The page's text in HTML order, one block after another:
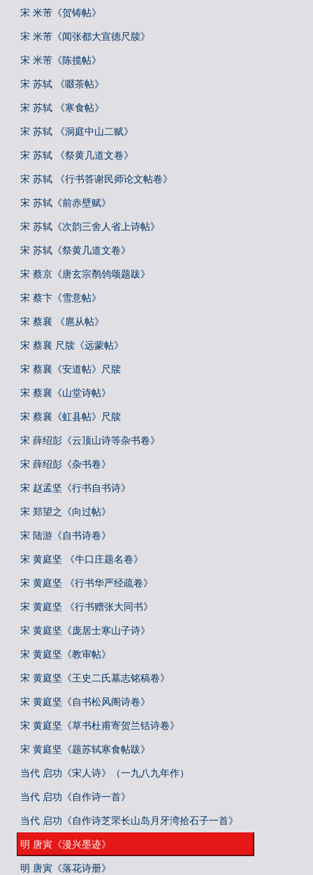
宋 米芾《贺铸帖》
宋 米芾《闻张都大宣德尺牍》
宋 米芾《陈揽帖》
宋 苏轼 《啜茶帖》
宋 苏轼 《寒食帖》
宋 苏轼 《洞庭中山二赋》
宋 苏轼 《祭黄几道文卷》
宋 苏轼 《行书答谢民师论文帖卷》
宋 苏轼《前赤壁赋》
宋 苏轼《次韵三舍人省上诗帖》
宋 苏轼《祭黄几道文卷》
宋 蔡京《唐玄宗鹡鸰颂题跋》
宋 蔡卞《雪意帖》
宋 蔡襄 《扈从帖》
宋 蔡襄 尺牍《远蒙帖》
宋 蔡襄《安道帖》尺牍
宋 蔡襄《山堂诗帖》
宋 蔡襄《虹县帖》尺牍
宋 薛绍彭《云顶山诗等杂书卷》
宋 薛绍彭《杂书卷》
宋 赵孟坚《行书自书诗》
宋 郑望之《向过帖》
宋 陆游《自书诗卷》
宋 黄庭坚 《牛口庄题名卷》
宋 黄庭坚 《行书华严经疏卷》
宋 黄庭坚 《行书赠张大同书》
宋 黄庭坚《庞居士寒山子诗》
宋 黄庭坚《教审帖》
宋 黄庭坚《王史二氏墓志铭稿卷》
宋 黄庭坚《自书松风阁诗卷》
宋 黄庭坚《草书杜甫寄贺兰铦诗卷》
宋 黄庭坚《题苏轼寒食帖跋》
当代 启功《宋人诗》（一九八九年作）
当代 启功《自作诗一首》
当代 启功《自作诗芝罘长山岛月牙湾拾石子一首》
明 唐寅《漫兴墨迹》
明 唐寅《落花诗册》